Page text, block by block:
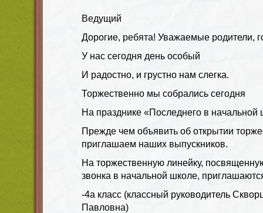
Ведущий
Дорогие, ребята! Уважаемые родители,
У нас сегодня день особый
И радостно, и грустно нам слегка.
Торжественно мы собрались сегодня
На празднике «Последнего в начальной
Прежде чем объявить об открытии
приглашаем наших выпускников.
На торжественную линейку,
звонка в начальной школе,
-4а класс (классный руководитель
Павловна)